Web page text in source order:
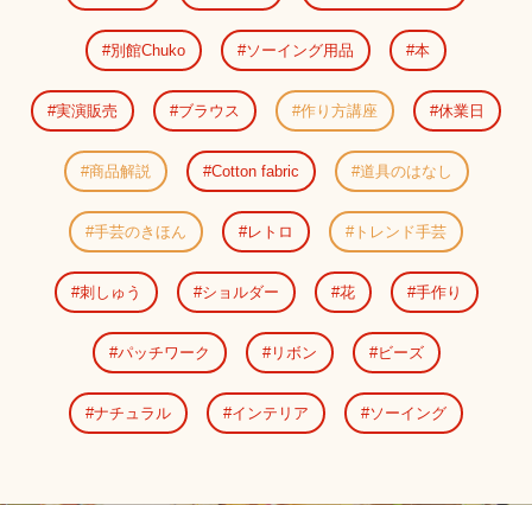
別館Chuko ソーイング用品 本
実演販売 ブラウス 作り方講座 休業日
商品解説 Cotton fabric 道具のはなし
手芸のきほん レトロ トレンド手芸
刺しゅう ショルダー 花 手作り
パッチワーク リボン ビーズ
ナチュラル インテリア ソーイング